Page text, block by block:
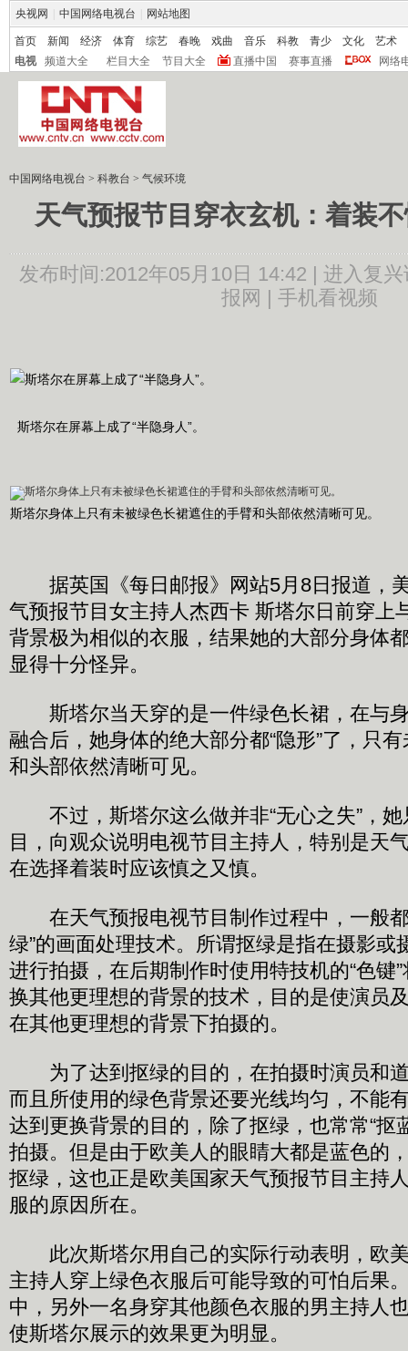
央视网 中国网络电视台 网站地图
首页 新闻 经济 体育 综艺 春晚 戏曲 音乐 科教 青少 文化
艺术
电视
频道大全 栏目大全 节目大全 直播中国 赛事直播 网络
中国网络电视台 > 科教台 > 气候环境
天气预报节目穿衣玄机：着装
发布时间:2012年05月10日 14:42 | 进入复兴
报网 | 手机看视频
斯塔尔在屏幕上成了“半隐身人”。
斯塔尔身体上只有未被绿色长裙遮住的手臂和头部依然清晰可见。
据英国《每日邮报》网站5月8日报道，
气预报节目女主持人杰西卡 斯塔尔日前穿上
背景极为相似的衣服，结果她的大部分身体
显得十分怪异。
斯塔尔当天穿的是一件绿色长裙，在与
融合后，她身体的绝大部分都“隐形”了，只
和头部依然清晰可见。
不过，斯塔尔这么做并非“无心之失”，她
目，向观众说明电视节目主持人，特别是天
在选择着装时应该慎之又慎。
在天气预报电视节目制作过程中，一般都
绿”的画面处理技术。所谓抠绿是指在摄影或
进行拍摄，在后期制作时使用特技机的“色键
换其他更理想的背景的技术，目的是使演员
在其他更理想的背景下拍摄的。
为了达到抠绿的目的，在拍摄时演员和
而且所使用的绿色背景还要光线均匀，不能
达到更换背景的目的，除了抠绿，也常常“抠
拍摄。但是由于欧美人的眼睛大都是蓝色的
抠绿，这也正是欧美国家天气预报节目主持
服的原因所在。
此次斯塔尔用自己的实际行动表明，欧
主持人穿上绿色衣服后可能导致的可怕后果
中，另外一名身穿其他颜色衣服的男主持人
使斯塔尔展示的效果更为明显。